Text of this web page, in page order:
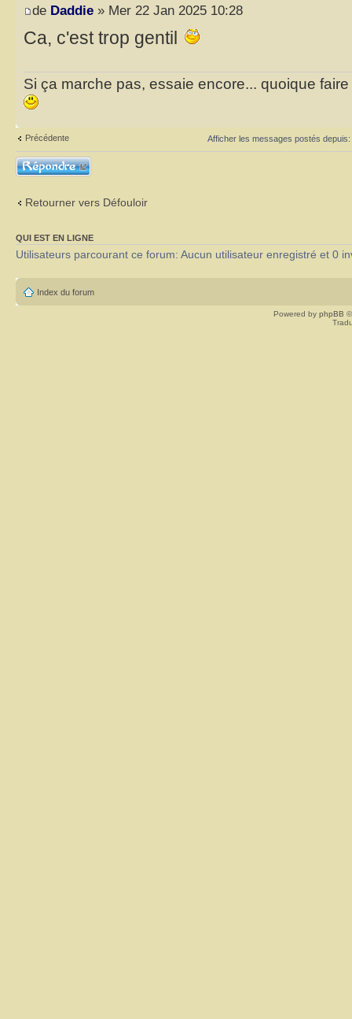
de Daddie » Mer 22 Jan 2025 10:28
Ca, c'est trop gentil
Si ça marche pas, essaie encore... quoique
Précédente Afficher les messages postés depuis:
Répondre
Retourner vers Défouloir
QUI EST EN LIGNE
Utilisateurs parcourant ce forum: Aucun utilisateur enregistré et 0
Index du forum
Powered by phpBB